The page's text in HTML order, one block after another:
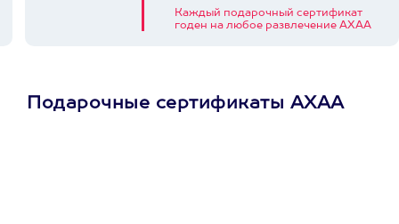
Каждый подарочный сертификат
годен на любое развлечение АХАА
Подарочные сертификаты АХАА